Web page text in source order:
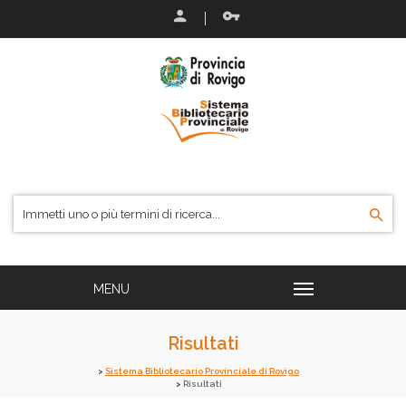
Risultati
Sistema Bibliotecario Provinciale di Rovigo
Risultati